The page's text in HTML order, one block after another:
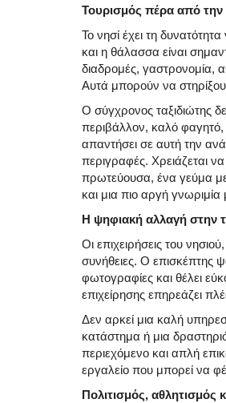
Τουρισμός πέρα από
Το νησί έχει τη
και η θάλασσα είναι
διαδρομές, γαστρονομία,
Αυτά μπορούν να
Ο σύγχρονος ταξιδιώτης
περιβάλλον, καλό φαγητό,
απαντήσει σε αυτή την
περιγραφές. Χρειάζεται
πρωτεύουσα, ένα γεύμα με
και μια πιο αργή γνωριμία
Η ψηφιακή αλλαγή στην
Οι επιχειρήσεις του
συνήθειες. Ο επισκέπτης
φωτογραφίες και θέλει
επιχείρησης επηρεάζει
Δεν αρκεί μια καλή
κατάστημα ή μια
περιεχόμενο και απλή
εργαλείο που μπορεί να
Πολιτισμός, αθλητισμός